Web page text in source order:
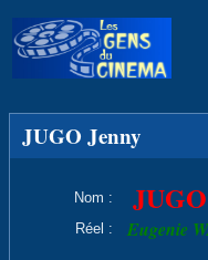
JUGO Jenny
Nom :
Réel : Eugenie